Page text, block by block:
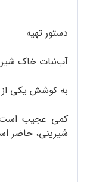
دستور تهیه
آب‌نبات خاک
به کوشش یکی از
کمی عجیب
شیرینی، حاضر